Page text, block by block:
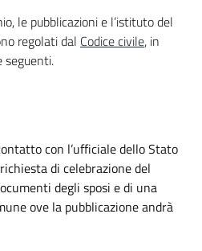
le pubblicazioni e l’istituto del
regolati dal Codice civile, in
seguenti.
con l’ufficiale dello Stato
di celebrazione del
degli sposi e di una
ove la pubblicazione andrà